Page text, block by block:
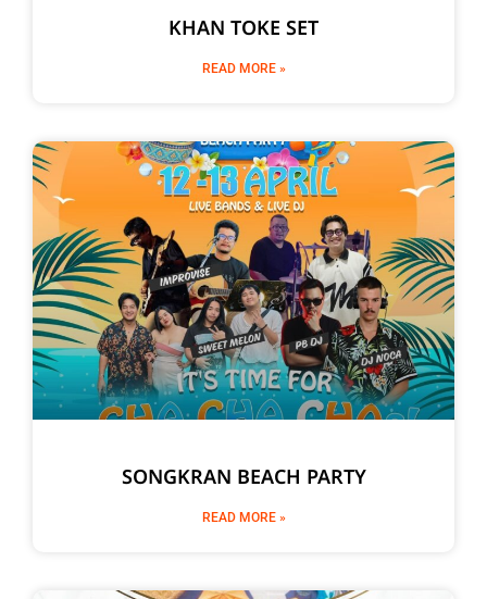
KHAN TOKE SET
READ MORE »
SONGKRAN BEACH PARTY
READ MORE »